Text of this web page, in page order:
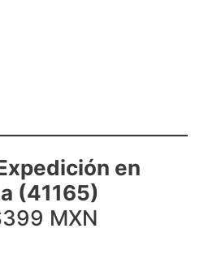
en
(41165)
MXN